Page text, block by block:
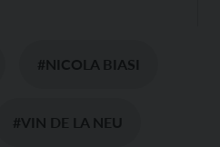
#NICOLA BIASI
#VIN DE LA NEU